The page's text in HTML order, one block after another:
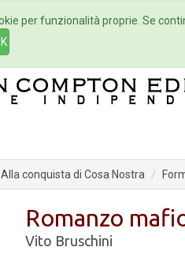
Eventi
conquista di Cosa Nostra
Romanzo
Vito Bruschini
per funzionalità proprie. Se